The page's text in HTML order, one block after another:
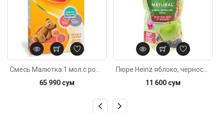
65 990 сум
11 600 сум